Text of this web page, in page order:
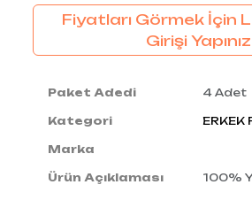
Fiyatları Görmek İçin
Girişi Yapınız
Paket Adedi 4 Adet
Kategori ERKEK
Marka
Ürün Açıklaması 100%